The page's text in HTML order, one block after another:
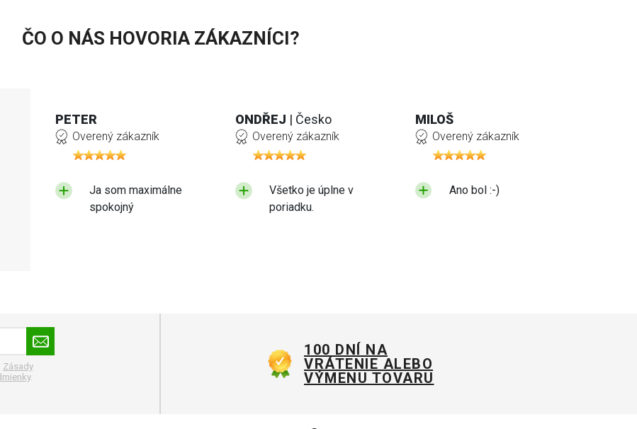
ČO O NÁS HOVORIA ZÁKAZNÍCI?
PETER
Overený zákazník
Ja som maximálne
spokojný
ONDŘEJ | Česko
Overený zákazník
Všetko je úplne v
poriadku.
MILOŠ
Overený zákazník
Ano bol :-)
Zásady
.
100 DNÍ NA
VRÁTENIE ALEBO
VÝMENU TOVARU